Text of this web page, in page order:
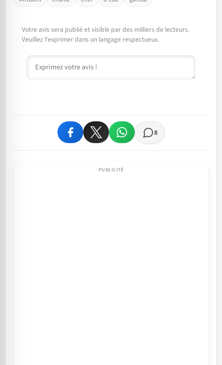
Votre avis sera publié et visible par des milliers de lecteurs.
Veuillez l'exprimer dans un langage respectueux.
Commentaire
8